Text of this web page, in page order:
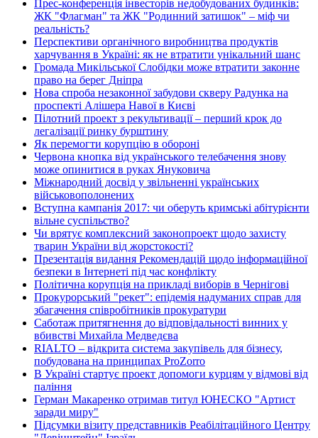
Прес-конференція інвесторів недобудованих будинків:
ЖК "Флагман" та ЖК "Родинний затишок" – міф чи
реальність?
Перспективи органічного виробництва продуктів
харчування в Україні: як не втратити унікальний шанс
Громада Микільської Слобідки може втратити законне
право на берег Дніпра
Нова спроба незаконної забудови скверу Радунка на
проспекті Алішера Навої в Києві
Пілотний проект з рекультивації – перший крок до
легалізації ринку бурштину
Як перемогти корупцію в обороні
Червона кнопка від українського телебачення знову
може опинитися в руках Януковича
Міжнародний досвід у звільненні українських
військовополонених
Вступна кампанія 2017: чи оберуть кримські абітурієнти
вільне суспільство?
Чи врятує комплексний законопроект щодо захисту
тварин України від жорстокості?
Презентація видання Рекомендацій щодо інформаційної
безпеки в Інтернеті під час конфлікту
Політична корупція на прикладі виборів в Чернігові
Прокурорський "рекет": епідемія надуманих справ для
збагачення співробітників прокуратури
Саботаж притягнення до відповідальності винних у
вбивстві Михайла Медведєва
RIALTO – відкрита система закупівель для бізнесу,
побудована на принципах ProZorro
В Україні стартує проект допомоги курцям у відмові від
паління
Герман Макаренко отримав титул ЮНЕСКО "Артист
заради миру"
Підсумки візиту представників Реабілітаційного Центру